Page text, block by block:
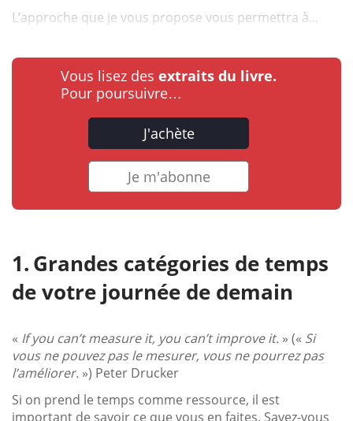
L’approche que je vous propose vous permettra à...
Vous lisez des extraits du livre.
Pour poursuivre…
J'achète
Je m'abonne
Grandes catégories de temps
de votre journée de demain
« If you can’t measure it, you can’t improve it. » (« Si
vous ne pouvez pas le mesurer, vous ne pourrez pas
l’améliorer. ») Peter Drucker
Si on prend le temps comme ressource, il est
important de savoir ce que vous en faites. Savez-vous